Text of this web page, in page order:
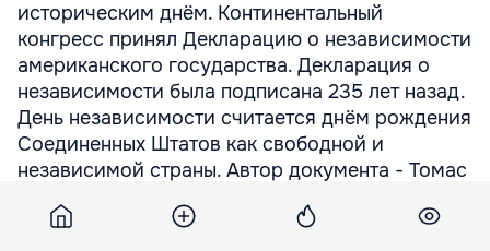
историческим днём. Континентальный
конгресс принял Декларацию о независимости
американского государства. Декларация о
независимости была подписана 235 лет назад.
День независимости считается днём рождения
Соединенных Штатов как свободной и
независимой страны. Автор документа - Томас
Соединённых ...